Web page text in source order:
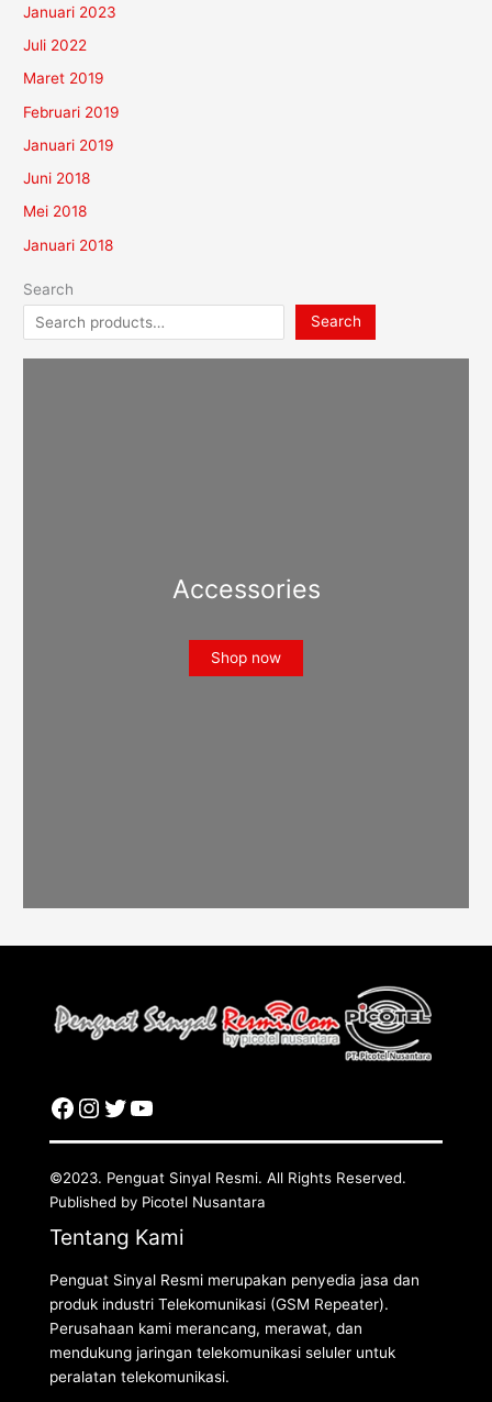
Januari 2023
Juli 2022
Maret 2019
Februari 2019
Januari 2019
Juni 2018
Mei 2018
Januari 2018
Search
Search
Accessories
Shop now
©2023. Penguat Sinyal Resmi. All Rights Reserved.
Published by Picotel Nusantara
Tentang Kami
Penguat Sinyal Resmi merupakan penyedia jasa dan
produk industri Telekomunikasi (GSM Repeater).
Perusahaan kami merancang, merawat, dan
mendukung jaringan telekomunikasi seluler untuk
peralatan telekomunikasi.